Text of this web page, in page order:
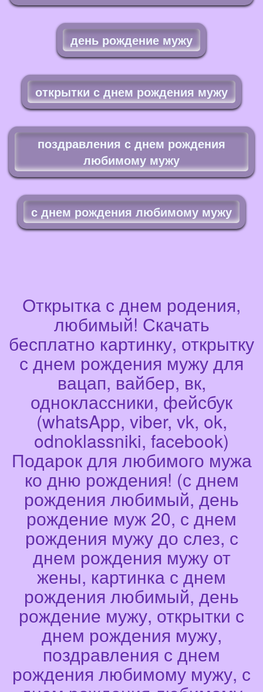
день рождение мужу
открытки с днем рождения мужу
поздравления с днем рождения
любимому мужу
с днем рождения любимому мужу
Открытка с днем родения,
любимый! Скачать
бесплатно картинку, открытку
с днем рождения мужу для
вацап, вайбер, вк,
одноклассники, фейсбук
(whatsApp, viber, vk, ok,
odnoklassniki, facebook)
Подарок для любимого мужа
ко дню рождения! (с днем
рождения любимый, день
рождение муж 20, с днем
рождения мужу до слез, с
днем рождения мужу от
жены, картинка с днем
рождения любимый, день
рождение мужу, открытки с
днем рождения мужу,
поздравления с днем
рождения любимому мужу, с